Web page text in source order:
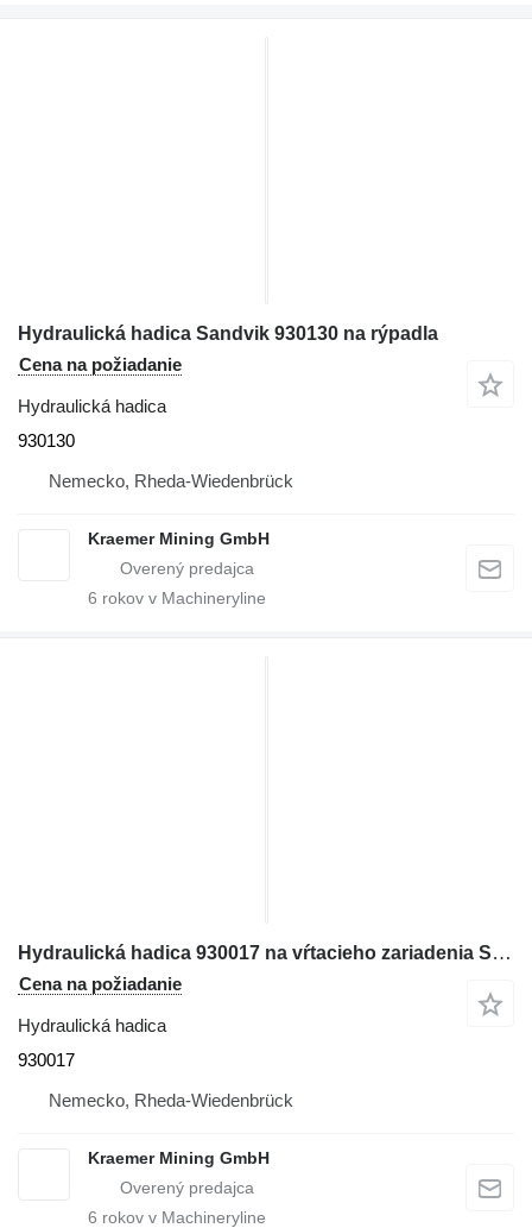
Hydraulická hadica Sandvik 930130 na rýpadla
Cena na požiadanie
Hydraulická hadica
930130
Nemecko, Rheda-Wiedenbrück
Kraemer Mining GmbH
6 rokov v Machineryline
Hydraulická hadica 930017 na vŕtacieho zariadenia Sandvik
Cena na požiadanie
Hydraulická hadica
930017
Nemecko, Rheda-Wiedenbrück
Kraemer Mining GmbH
6 rokov v Machineryline